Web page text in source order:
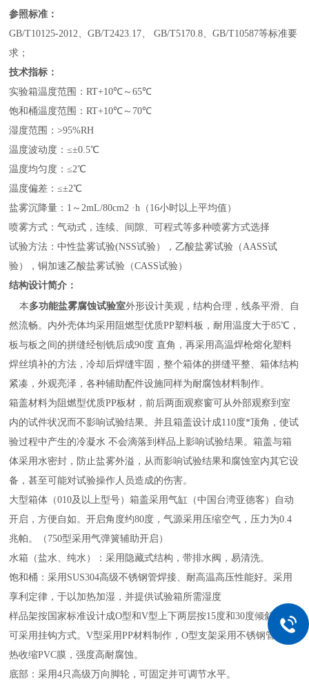
参照标准：
GB/T10125-2012、GB/T2423.17、 GB/T5170.8、GB/T10587等标准要
求；
技术指标：
实验箱温度范围：RT+10℃～65℃
饱和桶温度范围：RT+10℃～70℃
湿度范围：>95%RH
温度波动度：≤±0.5℃
温度均匀度：≤2℃
温度偏差：≤±2℃
盐雾沉降量：1～2mL/80cm2 ·h（16小时以上平均值）
喷雾方式：气动式，连续、间隙、可程式等多种喷雾方式选择
试验方法：中性盐雾试验(NSS试验），乙酸盐雾试验（AASS试
验），铜加速乙酸盐雾试验（CASS试验）
结构设计简介：
本多功能盐雾腐蚀试验室外形设计美观，结构合理，线条平滑、自
然流畅。内外壳体均采用阻燃型优质PP塑料板，耐用温度大于85℃，
板与板之间的拼缝经刨铣后成90度 直角，再采用高温焊枪熔化塑料
焊丝填补的方法，冷却后焊缝牢固，整个箱体的拼缝平整、箱体结构
紧凑，外观亮泽，各种辅助配件设施同样为耐腐蚀材料制作。
箱盖材料为阻燃型优质PP板材，前后两面观察窗可从外部观察到室
内的试件状况而不影响试验结果。并且箱盖设计成110度*顶角，使试
验过程中产生的冷凝水 不会滴落到样品上影响试验结果。箱盖与箱
体采用水密封，防止盐雾外溢，从而影响试验结果和腐蚀室内其它设
备，甚至可能对试验操作人员造成的伤害。
大型箱体（010及以上型号）箱盖采用气缸（中国台湾亚德客）自动
开启，方便自如。开启角度约80度，气源采用压缩空气，压力为0.4
兆帕。（750型采用气弹簧辅助开启）
水箱（盐水、纯水）：采用隐藏式结构，带排水阀，易清洗。
饱和桶：采用SUS304高级不锈钢管焊接、耐高温高压性能好。采用
享利定律，于以加热加湿，并提供试验箱所需湿度
样品架按国家标准设计成O型和V型上下两层按15度和30度倾斜，也
可采用挂钩方式。V型采用PP材料制作，O型支架采用不锈钢管外套
热收缩PVC膜，强度高耐腐蚀。
底部：采用4只高级万向脚轮，可固定并可调节水平。